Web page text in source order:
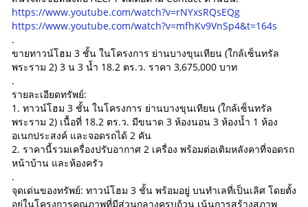
https://www.youtube.com/watch?v=rNYxsRQsEQg
https://www.youtube.com/watch?v=mfhKv9VnSp4&t=164s
.
ขายทาวน์โฮม 3 ชั้น ในโครงการ ย่านบางขุนเทียน (ใกล้เซ็นทรัล
พระราม 2) 3 น 3 น้ำ 18.2 ตร.ว. ราคา 3,675,000 บาท
.
รายละเอียดทรัพย์:
1. ทาวน์โฮม 3 ชั้น ในโครงการ ย่านบางขุนเทียน (ใกล้เซ็นทรัล
พระราม 2) เนื้อที่ 18.2 ตร.ว. มีขนาด 3 ห้องนอน 3 ห้องน้ำ 1 ห้อง
อเนกประสงค์ และจอดรถได้ 2 คัน
2. ราคานี้รวมเครื่องปรับอากาศ 2 เครื่อง พร้อมต่อเติมหลังคาที่จอดรถ
หน้าบ้าน และห้องครัว
.
จุดเด่นของทรัพย์: ทาวน์โฮม 3 ชั้น พร้อมอยู่ บนทำเลที่เป็นเลิศ โดยตั้ง
อยู่ในโครงการคุณภาพที่มีส่วนกลางครบถ้วน เน้นการสร้างสภาพ